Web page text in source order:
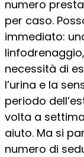
numero
per caso.
immediato:
necessità di
l’urina e la
periodo
volta a
aiuto. Ma si
numero di